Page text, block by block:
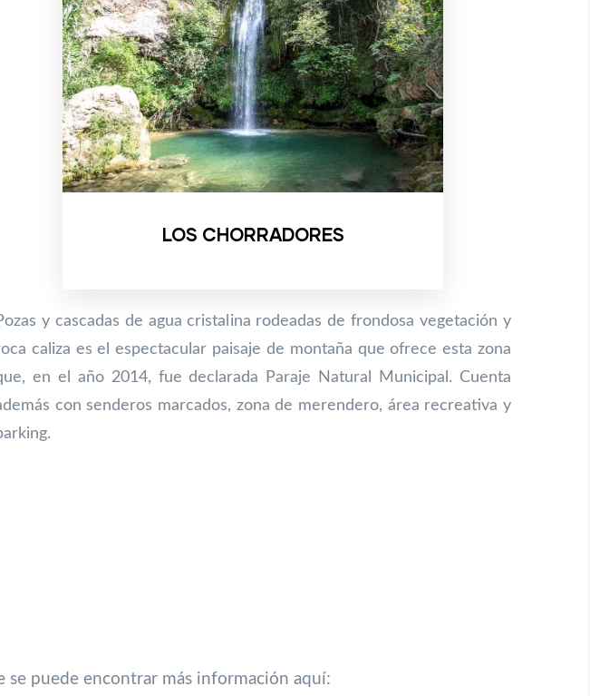
LOS CHORRADORES
y cascadas de agua cristalina rodeadas de frondosa vegetación y
caliza es el espectacular paisaje de montaña que ofrece esta zona
en el año 2014, fue declarada Paraje Natural Municipal. Cuenta
con senderos marcados, zona de merendero, área recreativa y
se puede encontrar más información aquí: